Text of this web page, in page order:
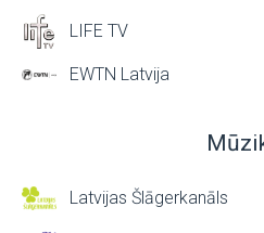
LIFE TV
EWTN Latvija
Latvijas Šlāgerkanāls